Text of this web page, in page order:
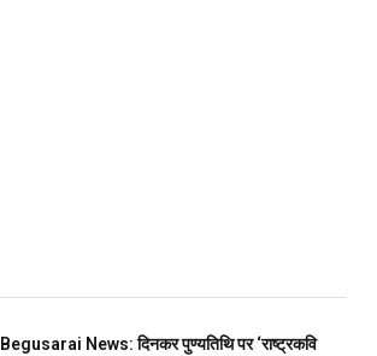
Begusarai News: दिनकर पुण्यतिथि पर ‘राष्ट्रकवि